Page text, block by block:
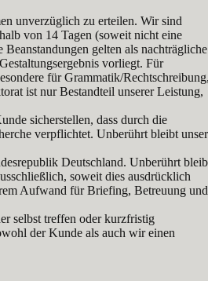
unverzüglich zu erteilen. Wir sind
von 14 Tagen (soweit nicht eine
gelten als nachträgliche
vorliegt. Für
für Grammatik/
ist nur Bestandteil unserer Leistung,
sicherstellen, dass durch die
verpflichtet. Unberührt bleibt
Deutschland. Unberührt
soweit dies ausdrücklich
Aufwand für Briefing, Betreuung und
selbst treffen oder kurzfristig
der Kunde als auch wir einen